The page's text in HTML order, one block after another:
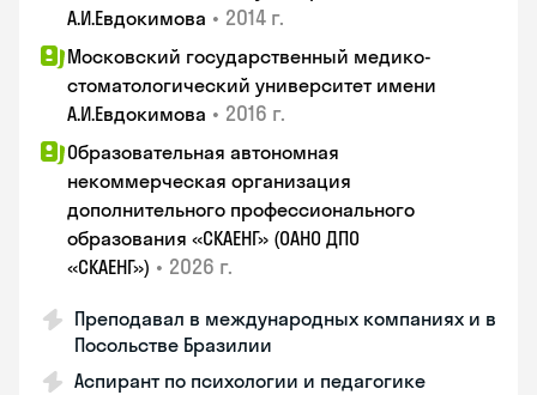
А.И.Евдокимова • 2014 г.
Московский государственный медико-
стоматологический университет имени
А.И.Евдокимова • 2016 г.
Образовательная автономная
некоммерческая организация
дополнительного профессионального
образования «СКАЕНГ» (ОАНО ДПО
«СКАЕНГ») • 2026 г.
Преподавал в международных компаниях и в
Посольстве Бразилии
Аспирант по психологии и педагогике